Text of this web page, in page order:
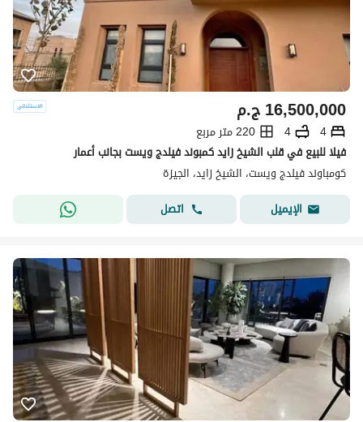
ج.م16,500,000
4
4
220 متر مربع
فيلا للبيع في قلب الشيخ زايد كمبوند فيلدج ويست بجانب أعمار
كومباوند فيلدج ويست، الشيخ زايد، الجيزة
الإيميل
اتصل